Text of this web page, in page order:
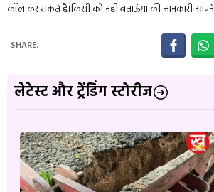
कॉल कर सकते है।किसी को नही बताऊंगा की जानकारी आपने
SHARE.
लेटेस्ट और ट्रेंडिंग स्टोरीज